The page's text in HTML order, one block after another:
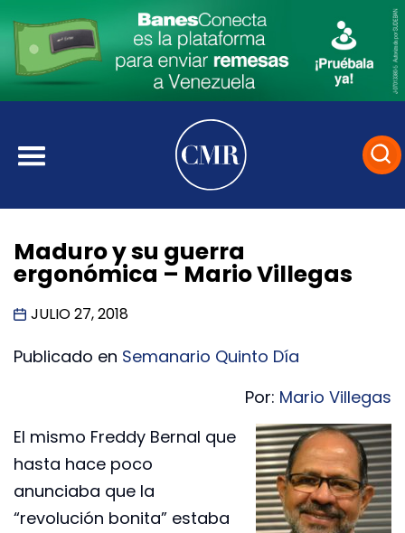
Maduro y su guerra
ergonómica – Mario Villegas
JULIO 27, 2018
Publicado en Semanario Quinto Día
Por: Mario Villegas
El mismo Freddy Bernal que
hasta hace poco
anunciaba que la
“revolución bonita” estaba